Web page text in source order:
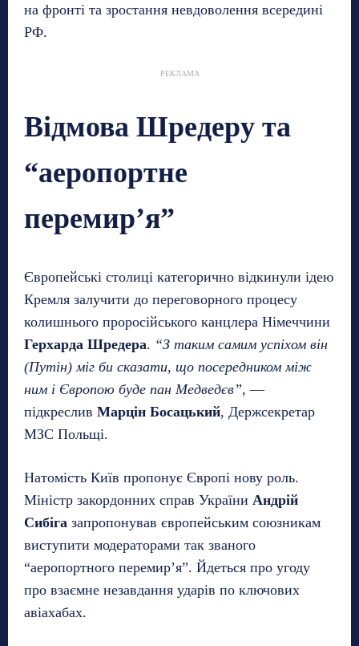
на фронті та зростання невдоволення всередині
РФ.
РЕКЛАМА
Відмова Шредеру та
“аеропортне
перемир’я”
Європейські столиці категорично відкинули ідею
Кремля залучити до переговорного процесу
колишнього проросійського канцлера Німеччини
Герхарда Шредера. “З таким самим успіхом він
(Путін) міг би сказати, що посередником між
ним і Європою буде пан Медведєв”, —
підкреслив Марцін Босацький, Держсекретар
МЗС Польщі.
Натомість Київ пропонує Європі нову роль.
Міністр закордонних справ України Андрій
Сибіга запропонував європейським союзникам
виступити модераторами так званого
“аеропортного перемир’я”. Йдеться про угоду
про взаємне незавдання ударів по ключових
авіахабах.